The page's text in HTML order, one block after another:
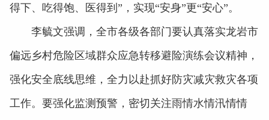
得下、吃得饱、医得到”，实现“安身”更“安心”。
李毓文强调，全市各级各部门要认真落实龙岩市
偏远乡村危险区域群众应急转移避险演练会议精神，
强化安全底线思维，全力以赴抓好防灾减灾救灾各项
工作。要强化监测预警，密切关注雨情水情汛情情